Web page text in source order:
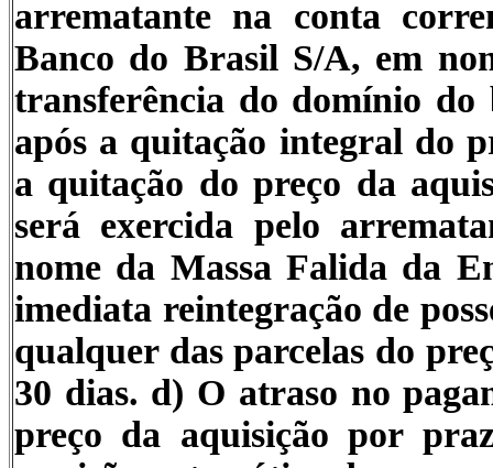
arrematante na conta
Banco do Brasil S/A, em
transferência do domínio do
após a quitação integral do
a quitação do preço da
será exercida pelo
nome da Massa Falida da
imediata reintegração de
qualquer das parcelas do
30 dias. d) O atraso no
preço da aquisição por